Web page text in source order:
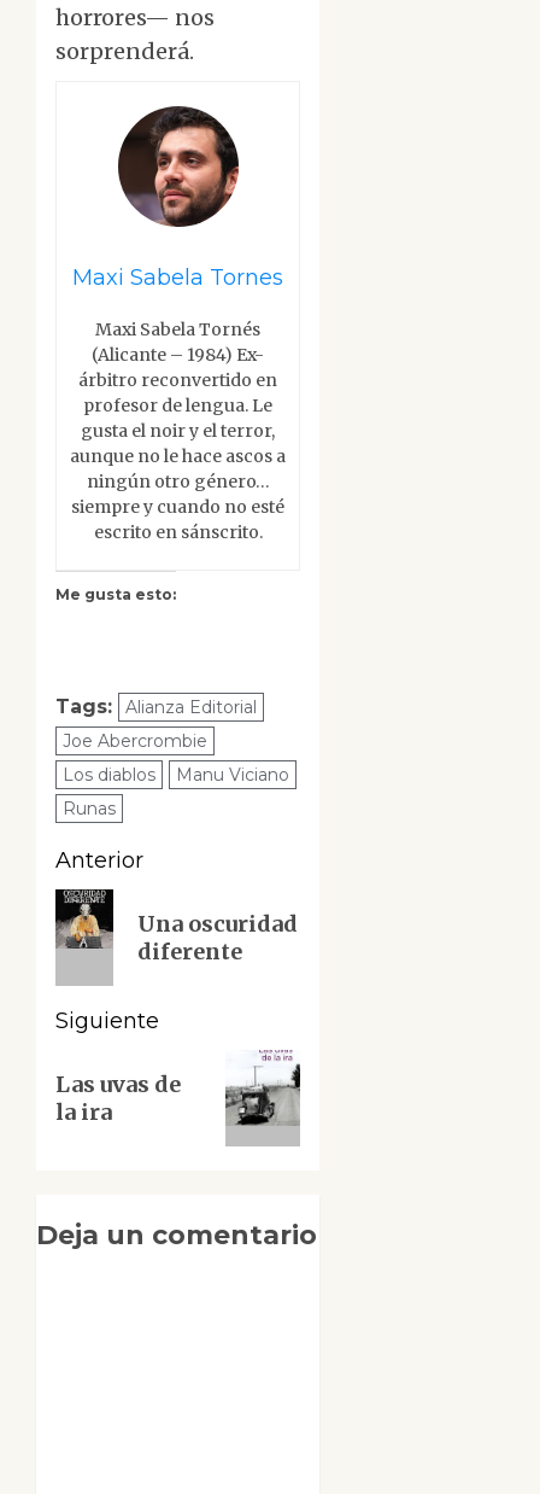
horrores— nos
sorprenderá.
Maxi Sabela Tornes
Maxi Sabela Tornés
(Alicante – 1984) Ex-
árbitro reconvertido en
profesor de lengua. Le
gusta el noir y el terror,
aunque no le hace ascos a
ningún otro género…
siempre y cuando no esté
escrito en sánscrito.
Me gusta esto:
Tags:
Alianza Editorial
Joe Abercrombie
Los diablos
Manu Viciano
Runas
Navegación
de
entradas
Anterior
Entrada
anterior:
Una oscuridad
diferente
Siguiente
entrada:
Las uvas de
la ira
Deja un comentario